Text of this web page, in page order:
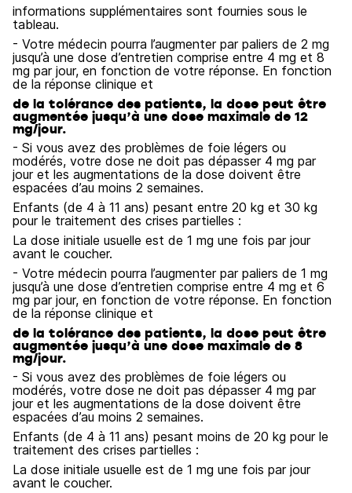
informations supplémentaires sont fournies sous le
tableau.
- Votre médecin pourra l’augmenter par paliers de 2 mg
jusqu’à une dose d’entretien comprise entre 4 mg et 8
mg par jour, en fonction de votre réponse. En fonction
de la réponse clinique et
de la tolérance des patients, la dose peut être
augmentée jusqu’à une dose maximale de 12
mg/jour.
- Si vous avez des problèmes de foie légers ou
modérés, votre dose ne doit pas dépasser 4 mg par
jour et les augmentations de la dose doivent être
espacées d’au moins 2 semaines.
Enfants (de 4 à 11 ans) pesant entre 20 kg et 30 kg
pour le traitement des crises partielles :
La dose initiale usuelle est de 1 mg une fois par jour
avant le coucher.
- Votre médecin pourra l’augmenter par paliers de 1 mg
jusqu’à une dose d’entretien comprise entre 4 mg et 6
mg par jour, en fonction de votre réponse. En fonction
de la réponse clinique et
de la tolérance des patients, la dose peut être
augmentée jusqu’à une dose maximale de 8
mg/jour.
- Si vous avez des problèmes de foie légers ou
modérés, votre dose ne doit pas dépasser 4 mg par
jour et les augmentations de la dose doivent être
espacées d’au moins 2 semaines.
Enfants (de 4 à 11 ans) pesant moins de 20 kg pour le
traitement des crises partielles :
La dose initiale usuelle est de 1 mg une fois par jour
avant le coucher.